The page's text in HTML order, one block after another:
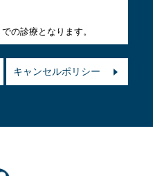
の診療となります。
キャンセルポリシー